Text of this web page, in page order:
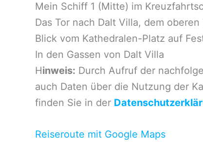
Mein Schiff 1 (Mitte) im
Das Tor nach Dalt Villa, dem
Blick vom Kathedralen-Platz auf
In den Gassen von Dalt Villa
Hinweis: Durch Aufruf der
auch Daten über die Nutzung der
finden Sie in der
Reiseroute mit Google Maps